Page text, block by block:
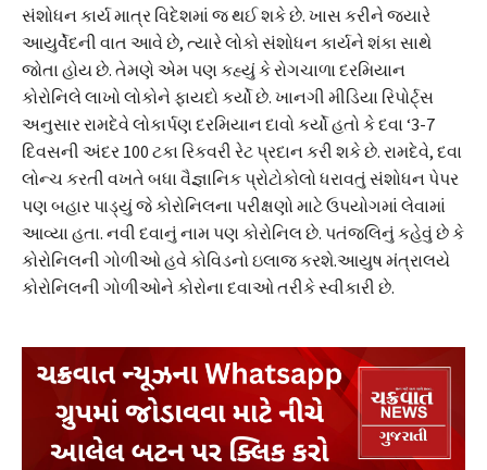
સંશોધન કાર્ય માત્ર વિદેશમાં જ થઈ શકે છે. ખાસ કરીને જ્યારે
આયુર્વેદની વાત આવે છે, ત્યારે લોકો સંશોધન કાર્યને શંકા સાથે
જોતા હોય છે. તેમણે એમ પણ કહ્યું કે રોગચાળા દરમિયાન
કોરોનિલે લાખો લોકોને ફાયદો કર્યો છે. ખાનગી મીડિયા રિપોર્ટ્સ
અનુસાર રામદેવે લોકાર્પણ દરમિયાન દાવો કર્યો હતો કે દવા ‘3-7
દિવસની અંદર 100 ટકા રિકવરી રેટ પ્રદાન કરી શકે છે. રામદેવે, દવા
લોન્ચ કરતી વખતે બધા વૈજ્ઞાનિક પ્રોટોકોલો ધરાવતું સંશોધન પેપર
પણ બહાર પાડ્યું જે કોરોનિલના પરીક્ષણો માટે ઉપયોગમાં લેવામાં
આવ્યા હતા. નવી દવાનું નામ પણ કોરોનિલ છે. પતંજલિનું કહેવું છે કે
કોરોનિલની ગોળીઓ હવે કોવિડનો ઇલાજ કરશે.આયુષ મંત્રાલયે
કોરોનિલની ગોળીઓને કોરોના દવાઓ તરીકે સ્વીકારી છે.